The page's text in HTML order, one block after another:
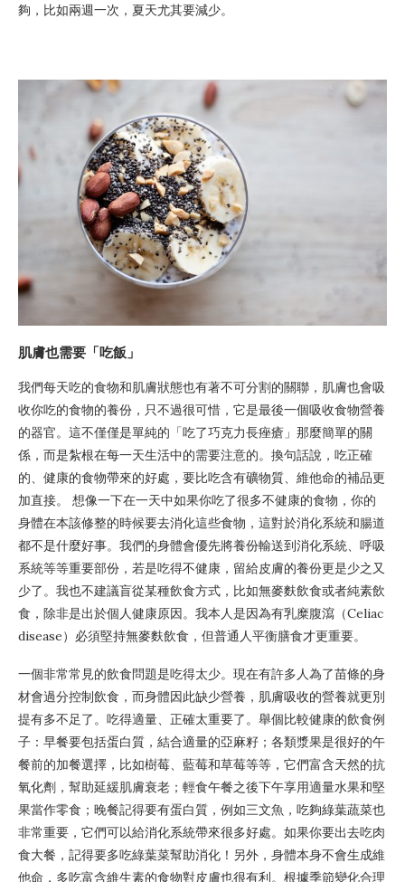
夠，比如兩週一次，夏天尤其要減少。
肌膚也需要「吃飯」
我們每天吃的食物和肌膚狀態也有著不可分割的關聯，肌膚也會吸
收你吃的食物的養份，只不過很可惜，它是最後一個吸收食物營養
的器官。這不僅僅是單純的「吃了巧克力長痤瘡」那麼簡單的關
係，而是紮根在每一天生活中的需要注意的。換句話說，吃正確
的、健康的食物帶來的好處，要比吃含有礦物質、維他命的補品更
加直接。 想像一下在一天中如果你吃了很多不健康的食物，你的
身體在本該修整的時候要去消化這些食物，這對於消化系統和腸道
都不是什麼好事。我們的身體會優先將養份輸送到消化系統、呼吸
系統等等重要部份，若是吃得不健康，留給皮膚的養份更是少之又
少了。我也不建議盲從某種飲食方式，比如無麥麩飲食或者純素飲
食，除非是出於個人健康原因。我本人是因為有乳糜腹瀉（Celiac
disease）必須堅持無麥麩飲食，但普通人平衡膳食才更重要。
一個非常常見的飲食問題是吃得太少。現在有許多人為了苗條的身
材會過分控制飲食，而身體因此缺少營養，肌膚吸收的營養就更別
提有多不足了。吃得適量、正確太重要了。舉個比較健康的飲食例
子：早餐要包括蛋白質，結合適量的亞麻籽；各類漿果是很好的午
餐前的加餐選擇，比如樹莓、藍莓和草莓等等，它們富含天然的抗
氧化劑，幫助延緩肌膚衰老；輕食午餐之後下午享用適量水果和堅
果當作零食；晚餐記得要有蛋白質，例如三文魚，吃夠綠葉蔬菜也
非常重要，它們可以給消化系統帶來很多好處。如果你要出去吃肉
食大餐，記得要多吃綠葉菜幫助消化！另外，身體本身不會生成維
他命，多吃富含維生素的食物對皮膚也很有利。根據季節變化合理